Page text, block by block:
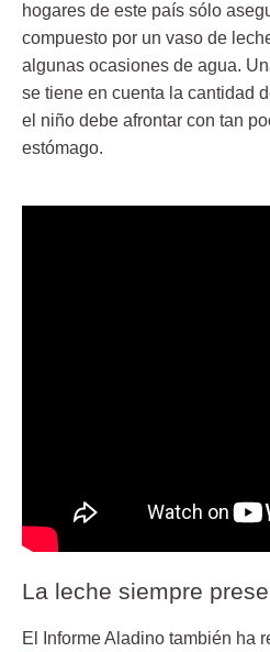
hogares de este país sólo
compuesto por un vaso de
algunas ocasiones de agua.
se tiene en cuenta la cantidad
el niño debe afrontar con tan
estómago.
La leche siempre
El Informe Aladino también ha